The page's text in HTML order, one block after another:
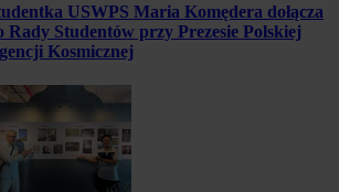
USWPS Maria Komędera dołącza
Rady Studentów przy Prezesie Polskiej
Kosmicznej